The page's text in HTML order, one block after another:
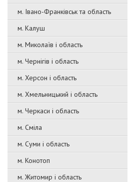
м. Івано-Франківськ та область
м. Калуш
м. Миколаїв і область
м. Чернігів і область
м. Херсон і область
м. Хмельницький і область
м. Черкаси і область
м. Сміла
м. Суми і область
м. Конотоп
м. Житомир і область